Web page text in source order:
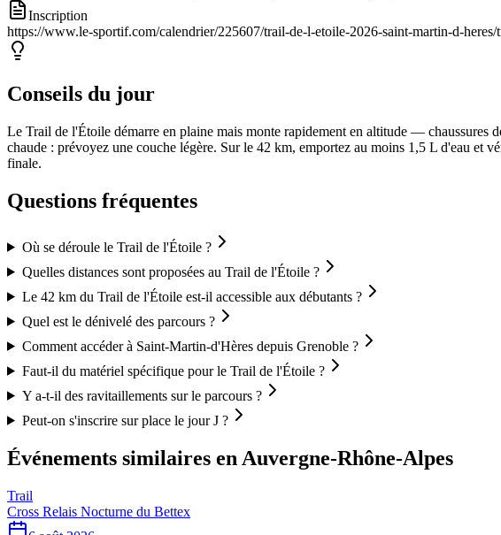
Inscription
https://www.le-sportif.com/calendrier/225607/trail-de-l-etoile-2026-saint-martin-d-heres/
Conseils du jour
Le Trail de l'Étoile démarre en plaine mais monte rapidement en altitude — chaussures
chaude : prévoyez une couche légère. Sur le 42 km, emportez au moins 1,5 L d'eau et
finale.
Questions fréquentes
Où se déroule le Trail de l'Étoile ?
Quelles distances sont proposées au Trail de l'Étoile ?
Le 42 km du Trail de l'Étoile est-il accessible aux débutants ?
Quel est le dénivelé des parcours ?
Comment accéder à Saint-Martin-d'Hères depuis Grenoble ?
Faut-il du matériel spécifique pour le Trail de l'Étoile ?
Y a-t-il des ravitaillements sur le parcours ?
Peut-on s'inscrire sur place le jour J ?
Événements similaires en Auvergne-Rhône-Alpes
Trail
Cross Relais Nocturne du Bettex